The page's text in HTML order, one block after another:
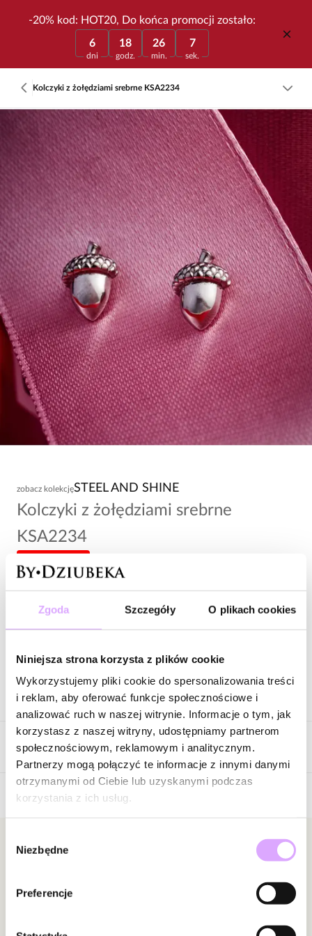
Zgoda Szczegóły O plikach cookies
Niniejsza strona korzysta z plików cookie
Wykorzystujemy pliki cookie do spersonalizowania treści
i reklam, aby oferować funkcje społecznościowe i
analizować ruch w naszej witrynie. Informacje o tym, jak
korzystasz z naszej witryny, udostępniamy partnerom
społecznościowym, reklamowym i analitycznym.
Partnerzy mogą połączyć te informacje z innymi danymi
otrzymanymi od Ciebie lub uzyskanymi podczas
korzystania z ich usług.
zgody
Niezbędne
Preferencje
-20% kod: HOT20, Do końca promocji zostało:
6
dni
18
godz.
26
min.
7
sek.
Kolczyki z żołędziami srebrne KSA2234
zobacz kolekcjęSTEEL AND SHINE
Kolczyki z żołędziami srebrne
KSA2234
74,00 zł
Wysyłka w 1 dzień roboczy
Opis produktu
Surowiec: stal szlachetna.
Kolor surowca: srebrny.
Wielkość kolczyków: 0,80 cm x 1,15 cm.
Zobacz inne produkty z kolekcji Steel and Shine
Opinie
Bądź pierwszą osobą, która podzieli się opinią o tym
Powiadomienie
Newsletter